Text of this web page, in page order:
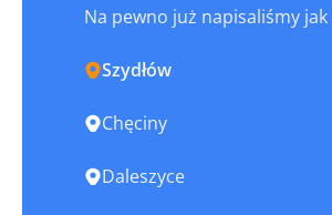
Na pewno już napisaliśmy
Szydłów
Chęciny
Daleszyce